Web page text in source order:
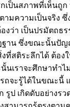
เป็นสภาพที่เห็นถูก
มความเป็นจริง
งว่า เป็นปรมัตถธร
ฐาน ซึ่งขณะนั้นปัญ
ที่สติระลึกได้ ต้อง
นเราจะศึกษาทำไ
ถจะรู้ได้ในขณะนี้
รูป เกิดดับอย่างรว